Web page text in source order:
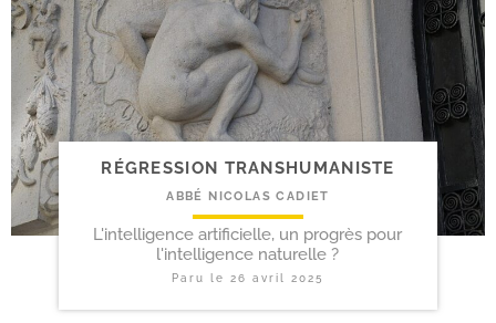
RÉGRESSION TRANSHUMANISTE
ABBÉ NICOLAS CADIET
L'intelligence artificielle, un progrès pour
l'intelligence naturelle ?
Paru le26 avril 2025